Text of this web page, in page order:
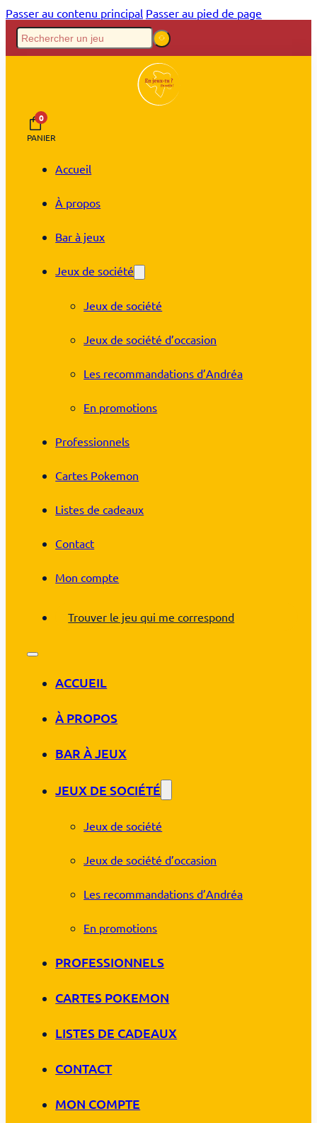
Passer au contenu principal Passer au pied de page
0
PANIER
Accueil
À propos
Bar à jeux
Jeux de société
Jeux de société
Jeux de société d’occasion
Les recommandations d’Andréa
En promotions
Professionnels
Cartes Pokemon
Listes de cadeaux
Contact
Mon compte
Trouver le jeu qui me correspond
ACCUEIL
À PROPOS
BAR À JEUX
JEUX DE SOCIÉTÉ
Jeux de société
Jeux de société d’occasion
Les recommandations d’Andréa
En promotions
PROFESSIONNELS
CARTES POKEMON
LISTES DE CADEAUX
CONTACT
MON COMPTE